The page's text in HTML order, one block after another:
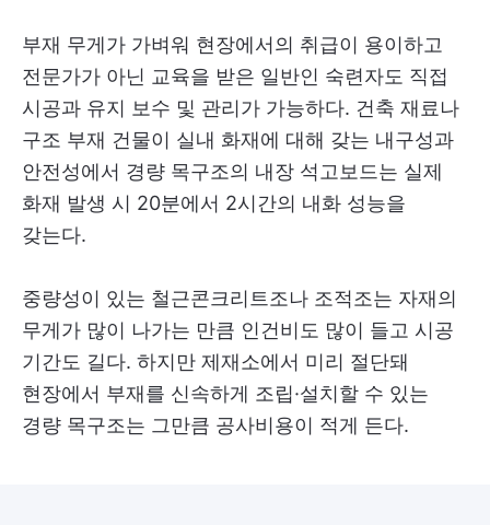
부재 무게가 가벼워 현장에서의 취급이 용이하고
전문가가 아닌 교육을 받은 일반인 숙련자도 직접
시공과 유지 보수 및 관리가 가능하다. 건축 재료나
구조 부재 건물이 실내 화재에 대해 갖는 내구성과
안전성에서 경량 목구조의 내장 석고보드는 실제
화재 발생 시 20분에서 2시간의 내화 성능을
갖는다.
중량성이 있는 철근콘크리트조나 조적조는 자재의
무게가 많이 나가는 만큼 인건비도 많이 들고 시공
기간도 길다. 하지만 제재소에서 미리 절단돼
현장에서 부재를 신속하게 조립·설치할 수 있는
경량 목구조는 그만큼 공사비용이 적게 든다.